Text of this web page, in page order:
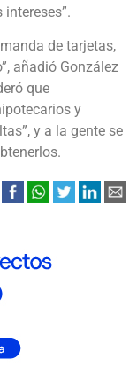
de tarjetas,
añadió González
que
y
y a la gente se